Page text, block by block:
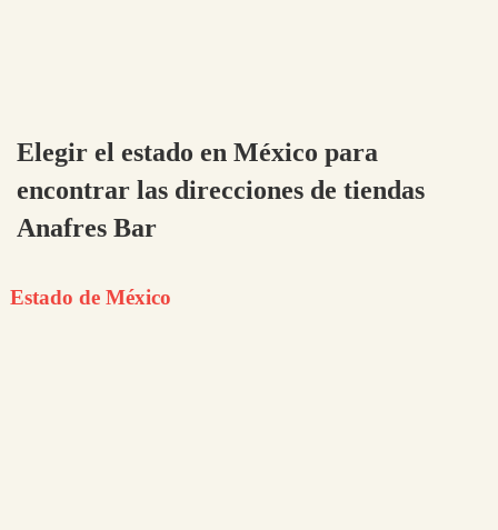
Elegir el estado en México para
encontrar las direcciones de tiendas
Anafres Bar
Estado de México